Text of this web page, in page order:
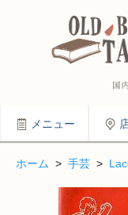
メニュー
ホーム > 手芸 >